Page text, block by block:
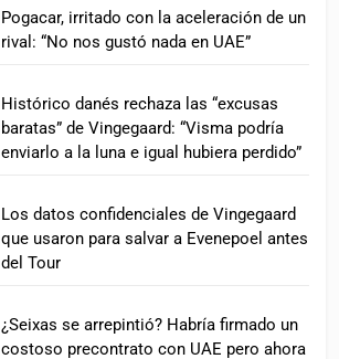
Pogacar, irritado con la aceleración de un
rival: “No nos gustó nada en UAE”
Histórico danés rechaza las “excusas
baratas” de Vingegaard: “Visma podría
enviarlo a la luna e igual hubiera perdido”
Los datos confidenciales de Vingegaard
que usaron para salvar a Evenepoel antes
del Tour
¿Seixas se arrepintió? Habría firmado un
costoso precontrato con UAE pero ahora